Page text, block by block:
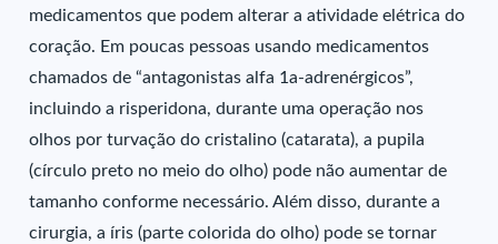
medicamentos que podem alterar a atividade elétrica do
coração. Em poucas pessoas usando medicamentos
chamados de “antagonistas alfa 1a-adrenérgicos”,
incluindo a risperidona, durante uma operação nos
olhos por turvação do cristalino (catarata), a pupila
(círculo preto no meio do olho) pode não aumentar de
tamanho conforme necessário. Além disso, durante a
cirurgia, a íris (parte colorida do olho) pode se tornar